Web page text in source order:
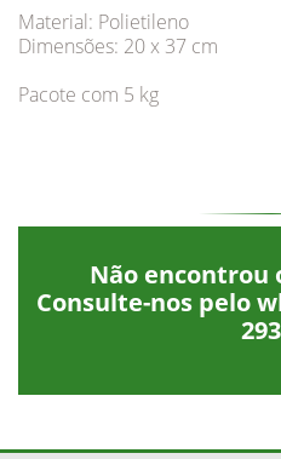
Material: Polietileno
Dimensões: 20 x 37 cm
Pacote com 5 kg
Não encontrou
Consulte-nos pelo